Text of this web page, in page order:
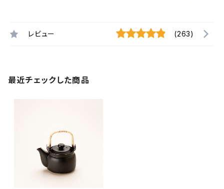
レビュー (263)
最近チェックした商品